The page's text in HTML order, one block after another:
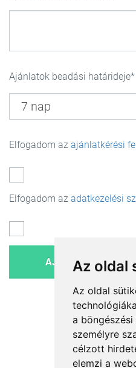
Az oldal
Az oldal
a
személyre
célzott
elemzi a
Ajánlatok beadási határideje
Elfogadom az ajánlatkérési
Elfogadom az adatkezelési